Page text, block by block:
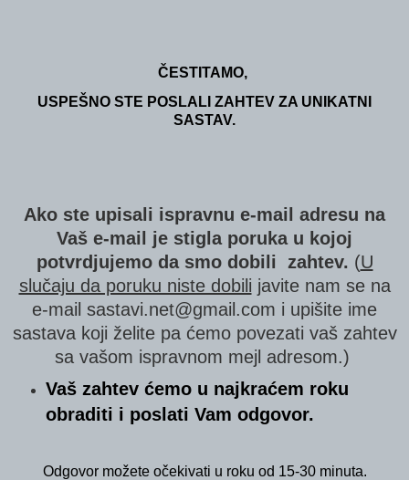
ČESTITAMO,
USPEŠNO STE POSLALI ZAHTEV ZA UNIKATNI
SASTAV.
Ako ste upisali ispravnu e-mail adresu na
Vaš e-mail je stigla poruka u kojoj
potvrdjujemo da smo dobili zahtev. (U
slučaju da poruku niste dobili javite nam se na
e-mail sastavi.net@gmail.com i upišite ime
sastava koji želite pa ćemo povezati vaš zahtev
sa vašom ispravnom mejl adresom.)
Vaš zahtev ćemo u najkraćem roku
obraditi i poslati Vam odgovor.
Odgovor možete očekivati u roku od 15-30 minuta.